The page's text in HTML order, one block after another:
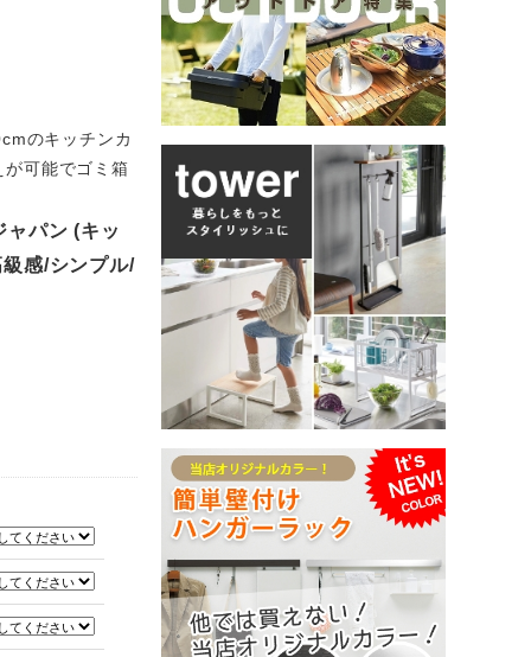
のキッチンカ
可能でゴミ箱
パン (キッ
感/シンプル/